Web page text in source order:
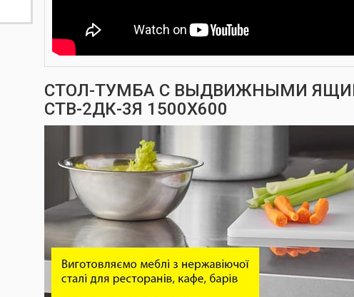
СТОЛ-ТУМБА С ВЫДВИЖНЫМИ
СТВ-2ДК-3Я 1500Х600